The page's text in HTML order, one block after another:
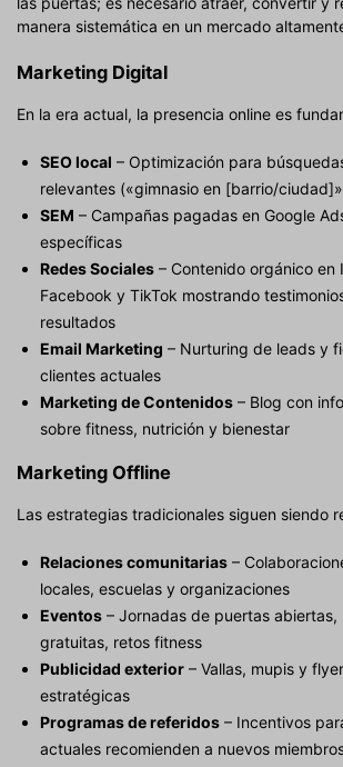
manera sistemática en un mercado
Marketing Digital
En la era actual, la presencia online es
SEO local – Optimización para
relevantes («gimnasio en [barrio/
SEM – Campañas pagadas en Google
específicas
Redes Sociales – Contenido orgánico en
Facebook y TikTok mostrando
resultados
Email Marketing – Nurturing de leads y
clientes actuales
Marketing de Contenidos – Blog con
sobre fitness, nutrición y bienestar
Marketing Offline
Las estrategias tradicionales siguen siendo
Relaciones comunitarias –
locales, escuelas y organizaciones
Eventos – Jornadas de puertas abiertas,
gratuitas, retos fitness
Publicidad exterior – Vallas, mupis y
estratégicas
Programas de referidos – Incentivos
actuales recomienden a nuevos